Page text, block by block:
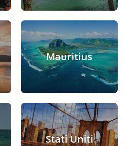
Mauritius
Stati Uniti